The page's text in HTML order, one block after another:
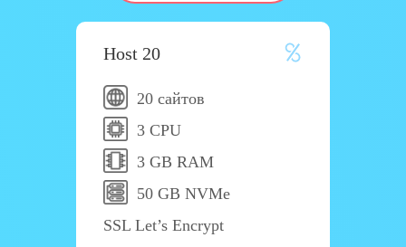
Host 20
20 сайтов
3 CPU
3 GB RAM
50 GB NVMe
SSL Let’s Encrypt